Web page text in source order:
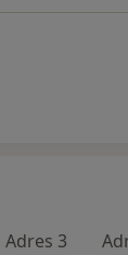
Adres 3